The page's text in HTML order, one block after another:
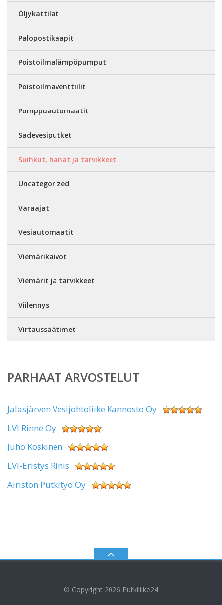
Öljykattilat
Palopostikaapit
Poistoilmalämpöpumput
Poistoilmaventtiilit
Pumppuautomaatit
Sadevesiputket
Suihkut, hanat ja tarvikkeet
Uncategorized
Varaajat
Vesiautomaatit
Viemärikaivot
Viemärit ja tarvikkeet
Viilennys
Virtaussäätimet
PARHAAT ARVOSTELUT
Jalasjärven Vesijohtoliike Kannosto Oy
LVI Rinne Oy
Juho Koskinen
LVI-Eristys Rinis
Airiston Putkityö Oy
© Copyright 2026 Putkiliike24